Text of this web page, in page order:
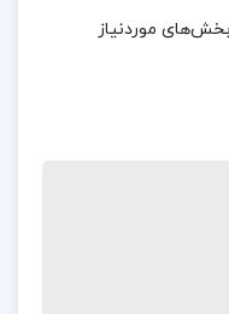
هر بخش به یک
به تعمیق مفاهیم
کمک می‌کند تا
بخش‌های موردنیاز